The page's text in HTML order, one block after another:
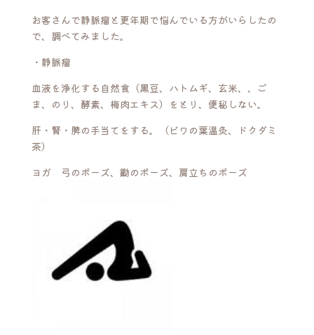
お客さんで静脈瘤と更年期で悩んでいる方がいらしたの
で、調べてみました。
・静脈瘤
血液を浄化する自然食（黒豆、ハトムギ、玄米、、ご
ま、のり、酵素、梅肉エキス）をとり、便秘しない。
肝・腎・脾の手当てをする。（ビワの葉温灸、ドクダミ
茶）
ヨガ 弓のポーズ、鋤のポーズ、肩立ちのポーズ